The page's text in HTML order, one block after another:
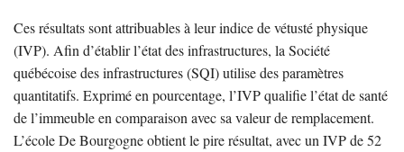
Ces résultats sont attribuables à leur indice de vétusté physique
(IVP). Afin d’établir l’état des infrastructures, la Société
québécoise des infrastructures (SQI) utilise des paramètres
quantitatifs. Exprimé en pourcentage, l’IVP qualifie l’état de santé
de l’immeuble en comparaison avec sa valeur de remplacement.
L’école De Bourgogne obtient le pire résultat, avec un IVP de 52